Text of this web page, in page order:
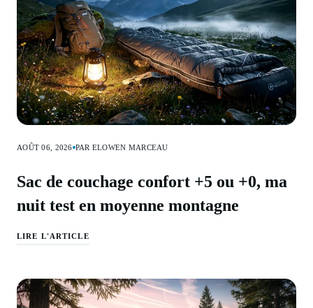
AOÛT 06, 2026 PAR ELOWEN MARCEAU
Sac de couchage confort +5 ou +0, ma
nuit test en moyenne montagne
LIRE L'ARTICLE